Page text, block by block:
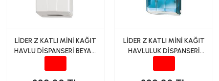
LİDER Z KATLI MİNİ KAĞIT
HAVLU DİSPANSERİ BEYAZ
LİDER Z KATLI MİNİ KAĞIT
HAVLULUK DİSPANSERİ